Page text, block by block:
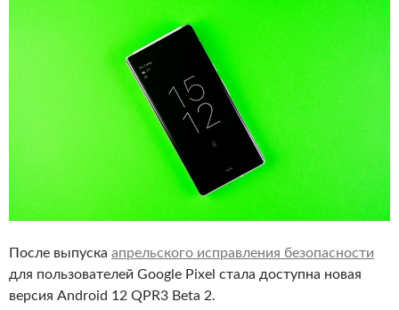
После выпуска апрельского исправления безопасности
для пользователей Google Pixel стала доступна новая
версия Android 12 QPR3 Beta 2.